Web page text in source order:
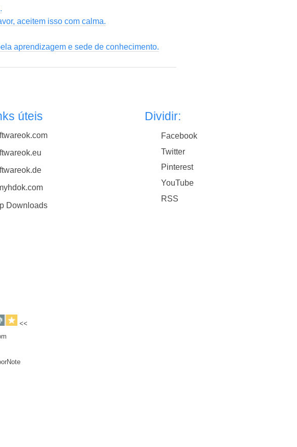
aceitem isso com calma.
aprendizagem e sede de conhecimento.
úteis
Downloads
Dividir:
Facebook
Twitter
Pinterest
YouTube
RSS
<<